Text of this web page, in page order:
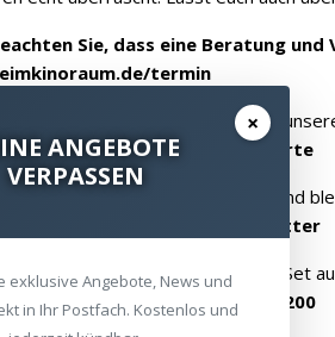
Sie, dass eine Beratung
termin
und Vorführung - mit Termin - in
www.heimkinoraum.de/standorte
Sie auch unseren Newsletter und
www.heimkinoraum.de/newsletter
das Monitor Audio Bronze 200 Set
cinema200
×
ANGEBOTE
VERPASSEN
exklusive Angebote, News und
in Ihr Postfach. Kostenlos und